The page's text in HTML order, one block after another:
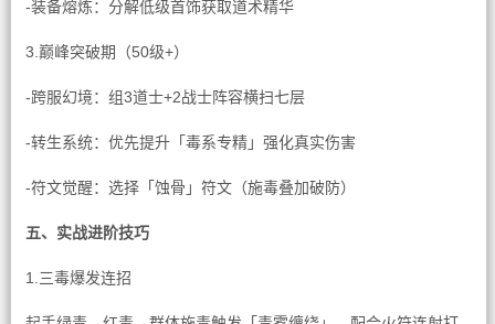
-装备熔炼：分解低级首饰获取道术精华
3.巅峰突破期（50级+）
-跨服幻境：组3道士+2战士阵容横扫七层
-转生系统：优先提升「毒系专精」强化真实伤害
-符文觉醒：选择「蚀骨」符文（施毒叠加破防）
五、实战进阶技巧
1.三毒爆发连招